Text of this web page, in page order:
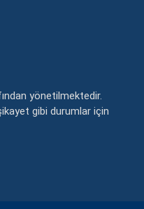
yönetilmektedir.
gibi durumlar için